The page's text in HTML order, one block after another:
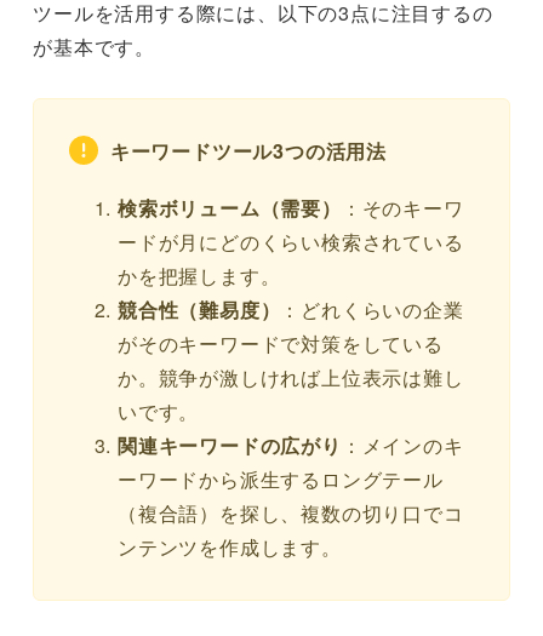
ツールを活用する際には、以下の3点に注目するの
が基本です。
キーワードツール3つの活用法
検索ボリューム（需要）
：そのキーワ
ードが月にどのくらい検索されている
かを把握します。
競合性（難易度）
：どれくらいの企業
がそのキーワードで対策をしている
か。競争が激しければ上位表示は難し
いです。
関連キーワードの広がり ：メインのキ
ーワードから派生するロングテール
（複合語）を探し、複数の切り口でコ
ンテンツを作成します。